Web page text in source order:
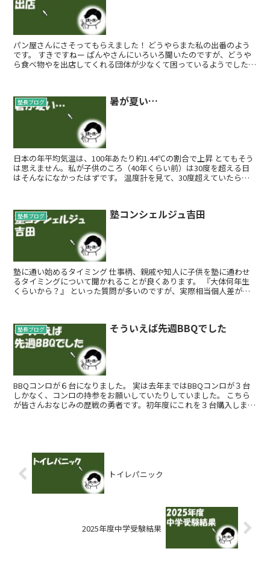
パン屋さんにさそってもらえました！ どうやらまた私の出番のよう
です。 すきですねー ぱんやさんにいろいろ聞いたのですが、どうや
ら食べ物やを出店してくれる団体が少なくて困っているようでした。
塾長ブログ 暑が夏い…
日本の年平均気温は、100年あたり約1.44℃の割合で上昇 とてもそう
は思えません。私が子供のころ（40年くらい前）は30度を超える日
はそんなになかったはずです。 温度計を見て、30度超えていたら
塾長ブログ 塾コンシェルジュ吉田
塾に通い始めるタイミング 仕事柄、親戚や知人に子供を塾に通わせ
るタイミングについて聞かれることが良くあります。 『大体何年生
くらいから？』 といった質問が多いのですが、実際相当個人差があ
塾長ブログ そういえば先週BBQでした
BBQコンロが６台になりました。 実は去年まではBBQコンロが３台
しかなく、コンロの持参をお願いしていたりしていました。 こちら
が皆さんおなじみの歴戦の勇者です。初年度にこれを３台購入しまし
トイレパニック
2025年度中学受験結果